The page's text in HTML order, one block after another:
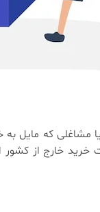
مشاغلی که مایل به
خارج از کشور